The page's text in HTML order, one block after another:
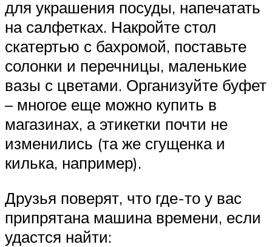
для украшения посуды, напечатать
на салфетках. Накройте стол
скатертью с бахромой, поставьте
солонки и перечницы, маленькие
вазы с цветами. Организуйте буфет
– многое еще можно купить в
магазинах, а этикетки почти не
изменились (та же сгущенка и
килька, например).
Друзья поверят, что где-то у вас
припрятана машина времени, если
удастся найти: